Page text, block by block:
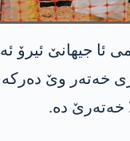
ئا جیهانێ ئیرۆ
خه‌ته‌ر وێ
خه‌ته‌رێ ده‌.